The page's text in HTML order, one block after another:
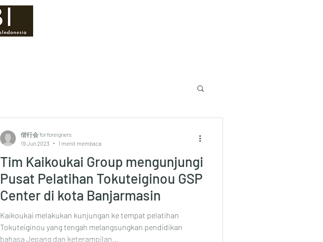
Tim Kaikoukai Group mengunjungi
Pusat Pelatihan Tokuteiginou GSP
Center di kota Banjarmasin
Kaikoukai melakukan kunjungan ke tempat pelatihan
Tokuteiginou yang tengah melangsungkan pendidikan
bahasa Jepang dan keterampilan...
偕行会 for foreigners
19 Jun 2023
1 menit membaca